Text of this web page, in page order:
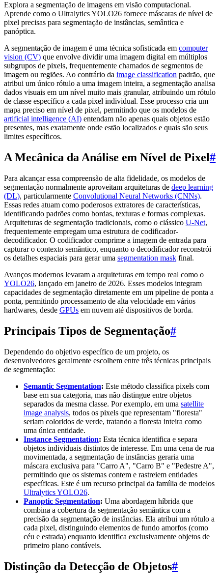
Explora a segmentação de imagens em visão computacional.
Aprende como o Ultralytics YOLO26 fornece máscaras de nível de
pixel precisas para segmentação de instâncias, semântica e
panóptica.
A segmentação de imagem é uma técnica sofisticada em computer
vision (CV) que envolve dividir uma imagem digital em múltiplos
subgrupos de pixels, frequentemente chamados de segmentos de
imagem ou regiões. Ao contrário da image classification padrão, que
atribui um único rótulo a uma imagem inteira, a segmentação analisa
dados visuais em um nível muito mais granular, atribuindo um rótulo
de classe específico a cada pixel individual. Esse processo cria um
mapa preciso em nível de pixel, permitindo que os modelos de
artificial intelligence (AI) entendam não apenas quais objetos estão
presentes, mas exatamente onde estão localizados e quais são seus
limites específicos.
A Mecânica da Análise em Nível de Pixel#
Para alcançar essa compreensão de alta fidelidade, os modelos de
segmentação normalmente aproveitam arquiteturas de deep learning
(DL), particularmente Convolutional Neural Networks (CNNs).
Essas redes atuam como poderosos extratores de características,
identificando padrões como bordas, texturas e formas complexas.
Arquiteturas de segmentação tradicionais, como o clássico U-Net,
frequentemente empregam uma estrutura de codificador-
decodificador. O codificador comprime a imagem de entrada para
capturar o contexto semântico, enquanto o decodificador reconstrói
os detalhes espaciais para gerar uma segmentation mask final.
Avanços modernos levaram a arquiteturas em tempo real como o
YOLO26, lançado em janeiro de 2026. Esses modelos integram
capacidades de segmentação diretamente em um pipeline de ponta a
ponta, permitindo processamento de alta velocidade em vários
hardwares, desde GPUs em nuvem até dispositivos de borda.
Principais Tipos de Segmentação#
Dependendo do objetivo específico de um projeto, os
desenvolvedores geralmente escolhem entre três técnicas principais
de segmentação:
Semantic Segmentation: Este método classifica pixels com
base em sua categoria, mas não distingue entre objetos
separados da mesma classe. Por exemplo, em uma satellite
image analysis, todos os pixels que representam "floresta"
seriam coloridos de verde, tratando a floresta inteira como
uma única entidade.
Instance Segmentation: Esta técnica identifica e separa
objetos individuais distintos de interesse. Em uma cena de rua
movimentada, a segmentação de instâncias geraria uma
máscara exclusiva para "Carro A", "Carro B" e "Pedestre A",
permitindo que os sistemas contem e rastreiem entidades
específicas. Este é um recurso principal da família de modelos
Ultralytics YOLO26.
Panoptic Segmentation: Uma abordagem híbrida que
combina a cobertura da segmentação semântica com a
precisão da segmentação de instâncias. Ela atribui um rótulo a
cada pixel, distinguindo elementos de fundo amorfos (como
céu e estrada) enquanto identifica exclusivamente objetos de
primeiro plano contáveis.
Distinção da Detecção de Objetos#